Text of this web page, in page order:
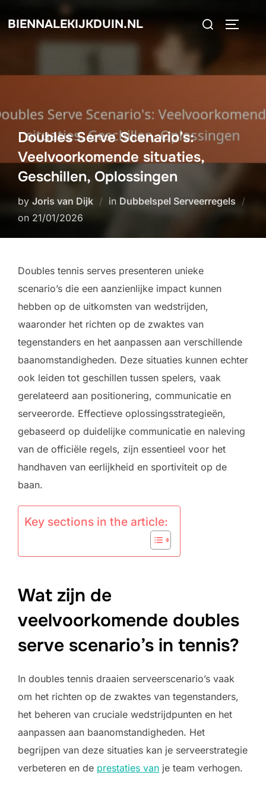
BIENNALEKIJKDUIN.NL
Search
Doubles Serve Scenario’s:
Veelvoorkomende situaties,
Geschillen, Oplossingen
by Joris van Dijk in Dubbelspel Serveerregels
on Posted
21/01/2026
Doubles tennis serves presenteren unieke
scenario’s die een aanzienlijke impact kunnen
hebben op de uitkomsten van wedstrijden,
waaronder het richten op de zwaktes van
tegenstanders en het aanpassen aan verschillende
baanomstandigheden. Deze situaties kunnen echter
ook leiden tot geschillen tussen spelers, vaak
gerelateerd aan positionering, communicatie en
serveerorde. Effectieve oplossingsstrategieën,
gebaseerd op duidelijke communicatie en naleving
van de officiële regels, zijn essentieel voor het
handhaven van eerlijkheid en sportiviteit op de
baan.
Key sections in the article:
Wat zijn de
veelvoorkomende doubles
serve scenario’s in tennis?
In doubles tennis draaien serveerscenario’s vaak
om het richten op de zwaktes van tegenstanders,
het beheren van cruciale wedstrijdpunten en het
aanpassen aan baanomstandigheden. Het
begrijpen van deze situaties kan je serveerstrategie
verbeteren en de prestaties van je team verhogen.